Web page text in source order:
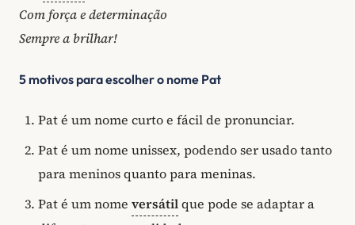
Com força e determinação
Sempre a brilhar!
5 motivos para escolher o nome Pat
Pat é um nome curto e fácil de pronunciar.
Pat é um nome unissex, podendo ser usado tanto
para meninos quanto para meninas.
Pat é um nome versátilque pode se adaptar a